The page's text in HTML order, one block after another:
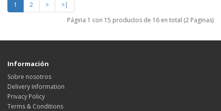
1 2 >
>|
Página 1 con 15 productos de 16 en total (2 Paginas)
Información
Sobre nosotros
Delivery Information
Privacy Policy
Terms & Conditions